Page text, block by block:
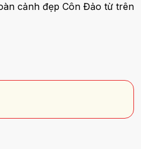
cảnh đẹp Côn Đảo từ trên